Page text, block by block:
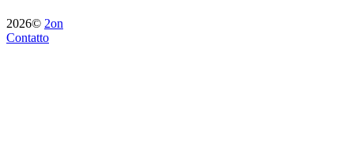
2026© 2on
Contatto